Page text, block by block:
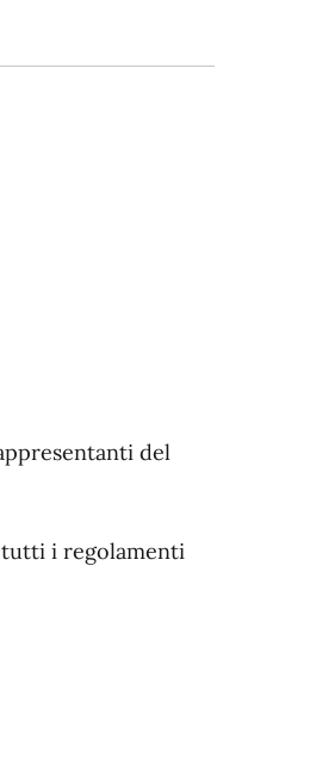
del
tutti i regolamenti